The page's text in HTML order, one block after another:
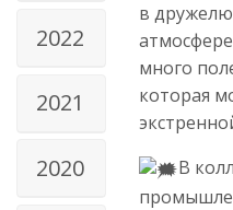
2022
2021
2020
в
много
которая
В